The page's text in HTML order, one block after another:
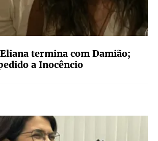
termina com Damião;
a Inocêncio